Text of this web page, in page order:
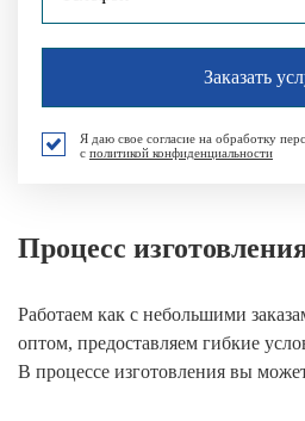
Я даю свое согласие на обработку
с политикой конфиденциальности
Процесс
Работаем как с небольшими
оптом, предоставляем гибкие
В процессе изготовления вы